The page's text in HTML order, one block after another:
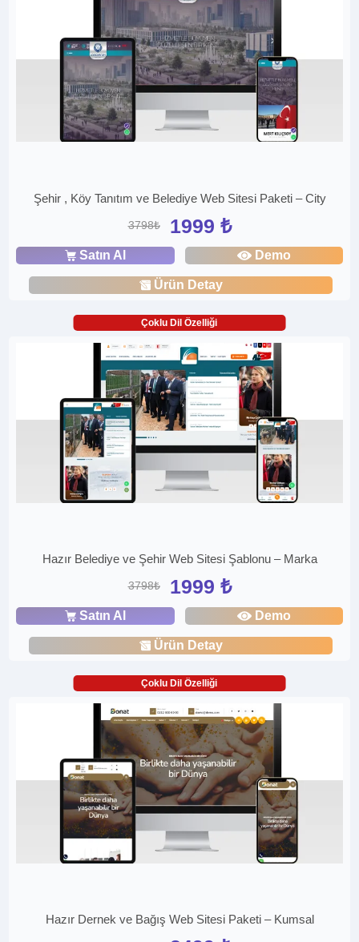
Şehir , Köy Tanıtım ve Belediye Web Sitesi Paketi – City
3798₺ 1999 ₺
Satın Al Demo
Ürün Detay
Çoklu Dil Özelliği
Hazır Belediye ve Şehir Web Sitesi Şablonu – Marka
3798₺ 1999 ₺
Satın Al Demo
Ürün Detay
Çoklu Dil Özelliği
Hazır Dernek ve Bağış Web Sitesi Paketi – Kumsal